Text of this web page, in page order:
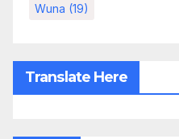
Wuna (19)
Translate Here